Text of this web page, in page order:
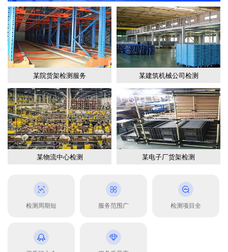
某院货架检测服务 某建筑机械公司检测
某物流中心检测 某电子厂货架检测
检测周期短 服务范围广 检测项目全